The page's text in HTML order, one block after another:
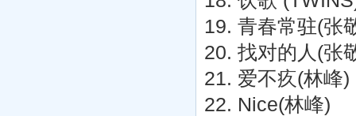
19. 青春常驻(张
20. 找对的人(张
21. 爱不疚(林峰)
22. Nice(林峰)